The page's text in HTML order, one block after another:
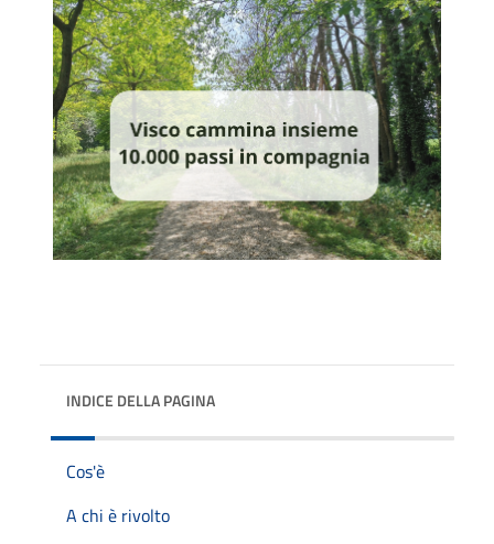
INDICE DELLA PAGINA
Cos'è
A chi è rivolto